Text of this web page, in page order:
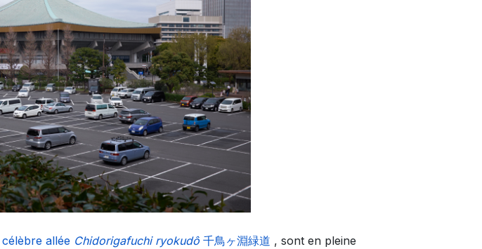
allée Chidorigafuchi ryokudô 千鳥ヶ淵緑道 , sont en pleine